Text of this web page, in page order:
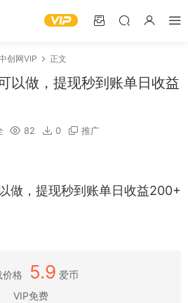
创网VIP 正文
以做，提现秒到账单日收益
82 0 推广
做，提现秒到账单日收益200+
价格 5.9 爱币
VIP免费